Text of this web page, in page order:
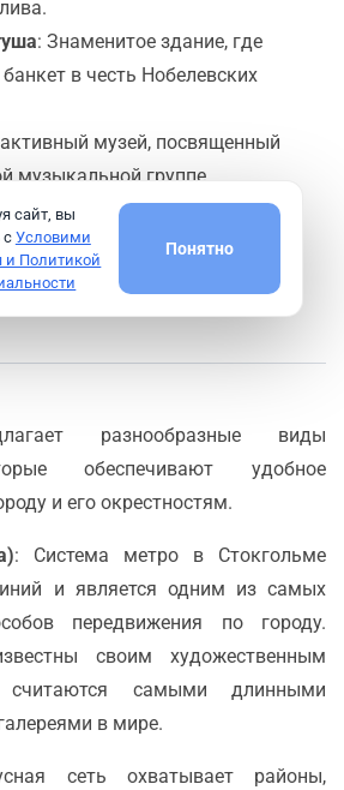
: Знаменитое здание, где
в честь Нобелевских
музей, посвященный
музыкальной группе.
в мире музей под открытым
разнообразные виды
обеспечивают удобное
и его окрестностям.
: Система метро в Стокгольме
и является одним из самых
передвижения по городу.
своим художественным
самыми длинными
в мире.
сеть охватывает районы,
сайт, вы
с Условими
и Политикой
Понятно